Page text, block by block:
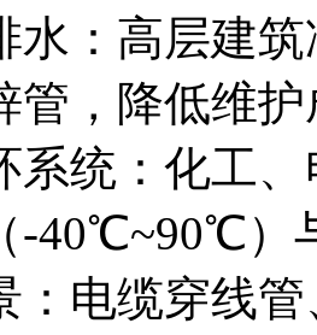
水：高层建
管，降低维
系统：化工
-40℃~90℃）
：电缆穿线